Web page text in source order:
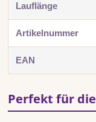
Lauflänge
Artikelnummer
EAN
Perfekt für